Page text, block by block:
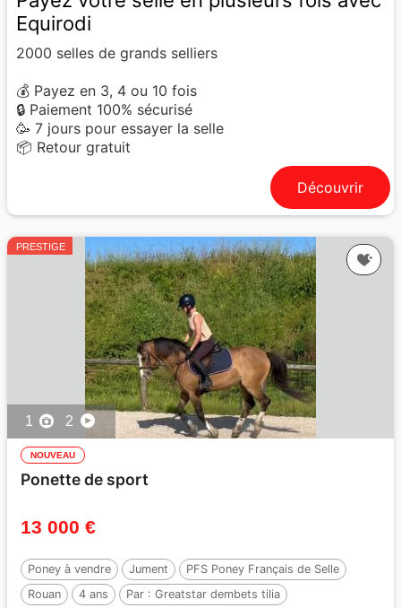
Equirodi
2000 selles de grands selliers
💰 Payez en 3, 4 ou 10 fois
🔒 Paiement 100% sécurisé
🥳 7 jours pour essayer la selle
📦 Retour gratuit
Découvrir
PRESTIGE
1 2
NOUVEAU
Ponette de sport
13 000 €
Poney à vendre Jument
PFS Poney Français de Selle
Rouan
4 ans Par : Greatstar dembets tilia